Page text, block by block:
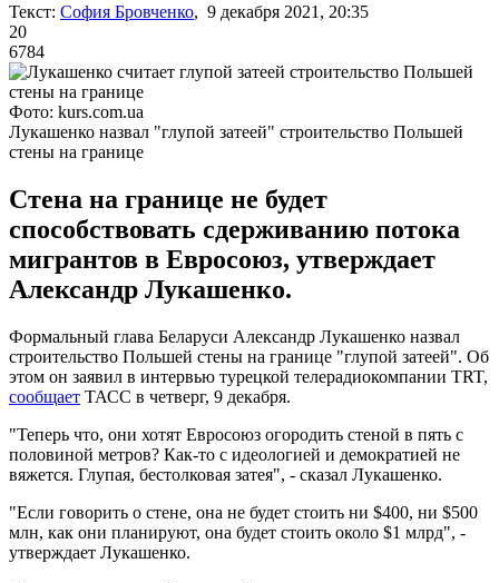
Текст: София Бровченко, 9 декабря 2021, 20:35
20
6784
Фото: kurs.com.ua
Лукашенко назвал "глупой затеей" строительство Польшей
стены на границе
Стена на границе не будет
способствовать сдерживанию потока
мигрантов в Евросоюз, утверждает
Александр Лукашенко.
Формальный глава Беларуси Александр Лукашенко назвал
строительство Польшей стены на границе "глупой затеей". Об
этом он заявил в интервью турецкой телерадиокомпании TRT,
сообщает ТАСС в четверг, 9 декабря.
"Теперь что, они хотят Евросоюз огородить стеной в пять с
половиной метров? Как-то с идеологией и демократией не
вяжется. Глупая, бестолковая затея", - сказал Лукашенко.
"Если говорить о стене, она не будет стоить ни $400, ни $500
млн, как они планируют, она будет стоить около $1 млрд", -
утверждает Лукашенко.